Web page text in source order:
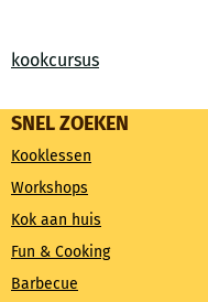
kookcursus
SNEL ZOEKEN
Kooklessen
Workshops
Kok aan huis
Fun & Cooking
Barbecue